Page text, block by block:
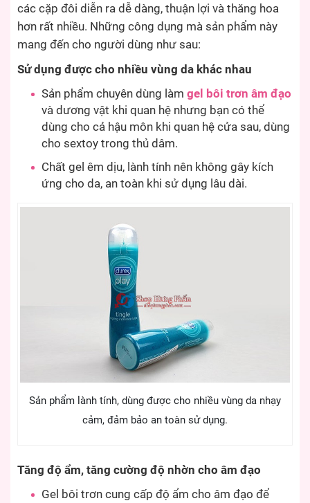
các cặp đôi diễn ra dễ dàng, thuận lợi và thăng hoa
hơn rất nhiều. Những công dụng mà sản phẩm này
mang đến cho người dùng như sau:
Sử dụng được cho nhiều vùng da khác nhau
Sản phẩm chuyên dùng làm gel bôi trơn âm đạo
và dương vật khi quan hệ nhưng bạn có thể
dùng cho cả hậu môn khi quan hệ cửa sau, dùng
cho sextoy trong thủ dâm.
Chất gel êm dịu, lành tính nên không gây kích
ứng cho da, an toàn khi sử dụng lâu dài.
Sản phẩm lành tính, dùng được cho nhiều vùng da nhạy
cảm, đảm bảo an toàn sử dụng.
Tăng độ ẩm, tăng cường độ nhờn cho âm đạo
Gel bôi trơn cung cấp độ ẩm cho âm đạo để